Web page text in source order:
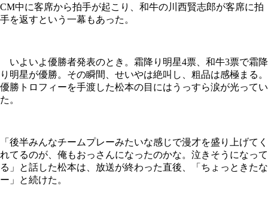
CM中に客席から拍手が起こり、和牛の川西賢志郎が客席に拍
手を返すという一幕もあった。
いよいよ優勝者発表のとき。霜降り明星4票、和牛3票で霜降
り明星が優勝。その瞬間、せいやは絶叫し、粗品は感極まる。
優勝トロフィーを手渡した松本の目にはうっすら涙が光ってい
た。
「後半みんなチームプレーみたいな感じで漫才を盛り上げてく
れてるのが、俺もおっさんになったのかな。泣きそうになって
る」と話した松本は、放送が終わった直後、「ちょっときたな
ー」と続けた。